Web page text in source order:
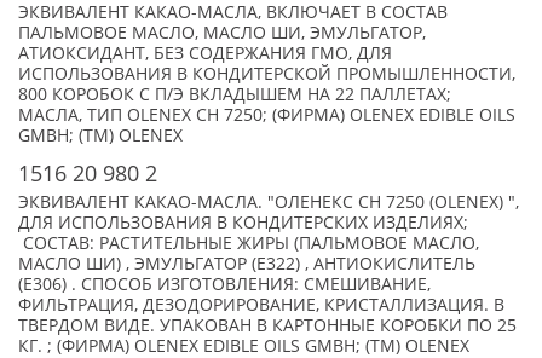
ЭКВИВАЛЕНТ КАКАО-МАСЛА, ВКЛЮЧАЕТ В СОСТАВ
ПАЛЬМОВОЕ МАСЛО, МАСЛО ШИ, ЭМУЛЬГАТОР,
АТИОКСИДАНТ, БЕЗ СОДЕРЖАНИЯ ГМО, ДЛЯ
ИСПОЛЬЗОВАНИЯ В КОНДИТЕРСКОЙ ПРОМЫШЛЕННОСТИ,
800 КОРОБОК С П/Э ВКЛАДЫШЕМ НА 22 ПАЛЛЕТАХ;
МАСЛА, ТИП OLENEX CH 7250; (ФИРМА) OLENEX EDIBLE OILS
GMBH; (TM) OLENEX
1516 20 980 2
ЭКВИВАЛЕНТ КАКАО-МАСЛА. "ОЛЕНЕКС CH 7250 (OLENEX) ",
ДЛЯ ИСПОЛЬЗОВАНИЯ В КОНДИТЕРСКИХ ИЗДЕЛИЯХ;
СОСТАВ: РАСТИТЕЛЬНЫЕ ЖИРЫ (ПАЛЬМОВОЕ МАСЛО,
МАСЛО ШИ) , ЭМУЛЬГАТОР (Е322) , АНТИОКИСЛИТЕЛЬ
(Е306) . СПОСОБ ИЗГОТОВЛЕНИЯ: СМЕШИВАНИЕ,
ФИЛЬТРАЦИЯ, ДЕЗОДОРИРОВАНИЕ, КРИСТАЛЛИЗАЦИЯ. В
ТВЕРДОМ ВИДЕ. УПАКОВАН В КАРТОННЫЕ КОРОБКИ ПО 25
КГ. ; (ФИРМА) OLENEX EDIBLE OILS GMBH; (TM) OLENEX